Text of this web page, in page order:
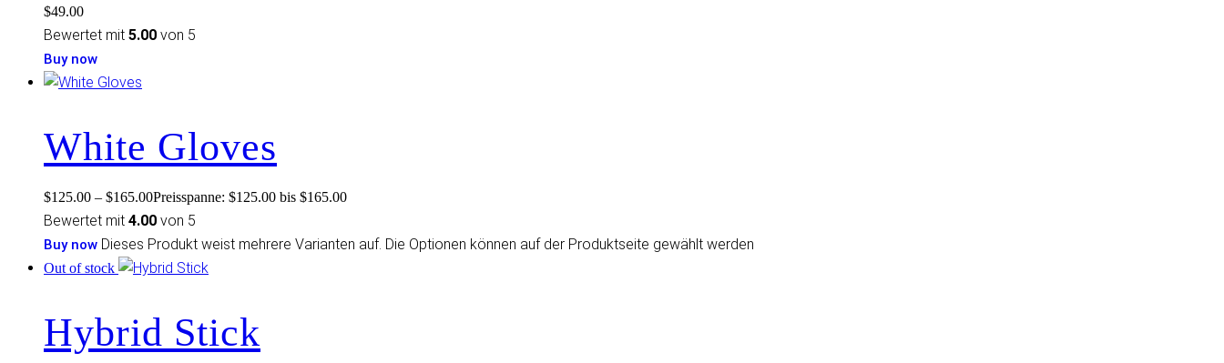
$49.00
Bewertet mit 5.00 von 5
Buy now
White Gloves
$125.00 – $165.00Preisspanne: $125.00 bis $165.00
Bewertet mit 4.00 von 5
Buy now Dieses Produkt weist mehrere Varianten auf. Die Optionen können auf der Produktseite gewählt werden
Out of stock
Hybrid Stick